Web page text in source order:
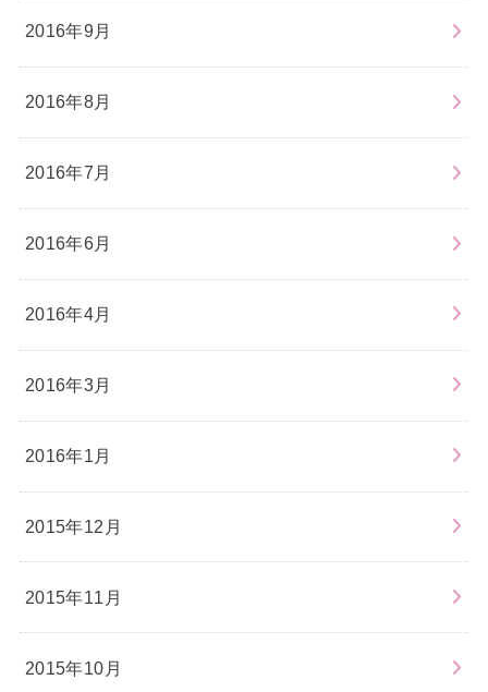
2016年9月
2016年8月
2016年7月
2016年6月
2016年4月
2016年3月
2016年1月
2015年12月
2015年11月
2015年10月